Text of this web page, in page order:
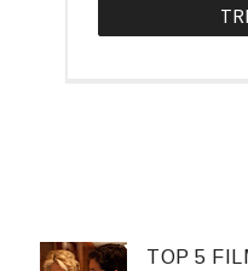
TOP 5